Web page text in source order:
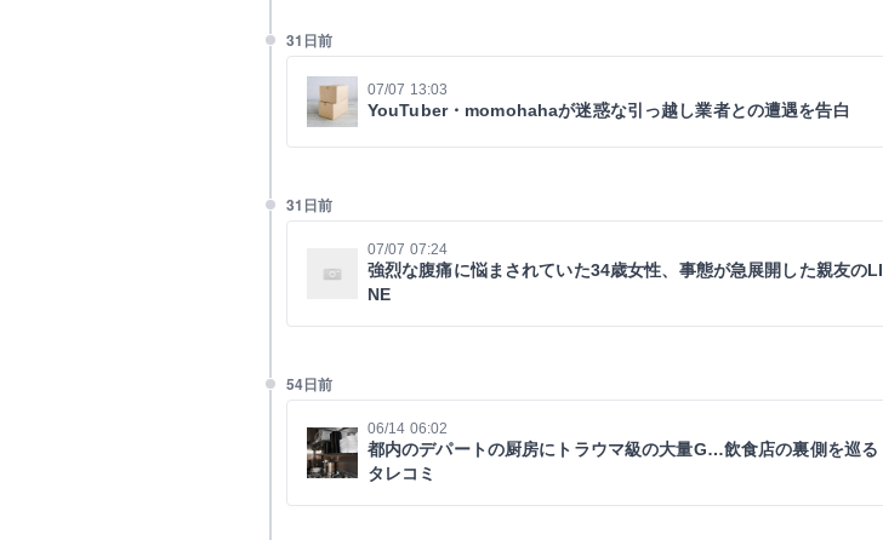
31日前
07/07 13:03
YouTuber・momohahaが迷惑な引っ越し業者との遭遇を告白
31日前
07/07 07:24
強烈な腹痛に悩まされていた34歳女性、事態が急展開した親友のLI
NE
54日前
06/14 06:02
都内のデパートの厨房にトラウマ級の大量G…飲食店の裏側を巡る
タレコミ